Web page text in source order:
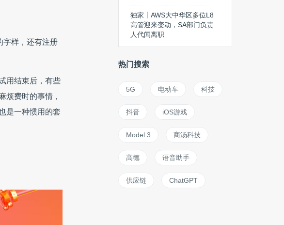
字样，还有注册
用结束后，有些
烦费时的事情，
是一种惯用的套
独家丨AWS大中华区多位L8
高管迎来变动，SA部门负责
人代闻离职
热门搜索
5G 电动车 科技
抖音 iOS游戏
Model 3 商汤科技
高德 语音助手
供应链 ChatGPT